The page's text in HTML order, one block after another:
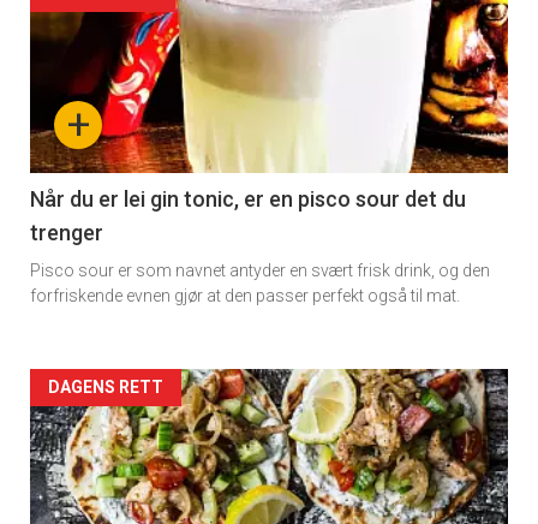
detail
section
11
+
Når du er lei gin tonic, er en pisco sour det du
trenger
Pisco sour er som navnet antyder en svært frisk drink, og den
forfriskende evnen gjør at den passer perfekt også til mat.
Artikler
detail
-
DAGENS RETT